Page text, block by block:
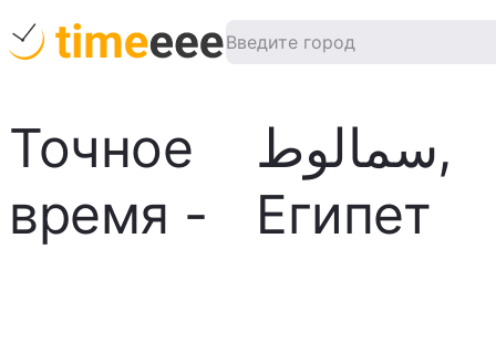
Точное
время -
سمالوط,
Египет